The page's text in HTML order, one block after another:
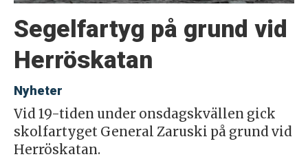
Segelfartyg på grund vid
Herröskatan
Nyheter
Vid 19-tiden under onsdagskvällen gick
skolfartyget General Zaruski på grund vid
Herröskatan.